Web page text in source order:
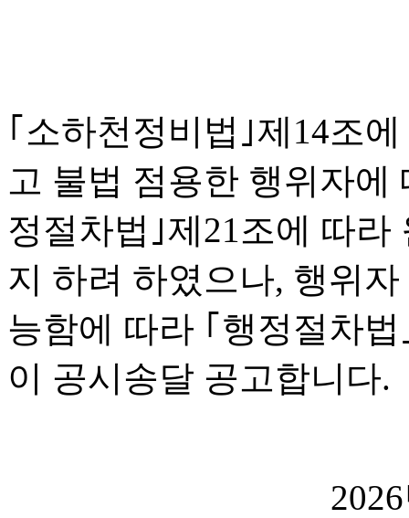
｢소하천정비법｣제14조
고 불법 점용한 행위자에
정절차법｣제21조에 따
지 하려 하였으나, 행위
능함에 따라 ｢행정절차
이 공시송달 공고합니다.